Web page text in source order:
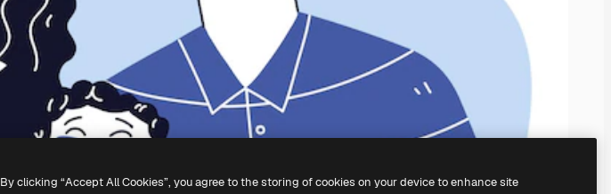
By clicking “Accept All Cookies”, you agree to the storing of cookies on your device to enhance site